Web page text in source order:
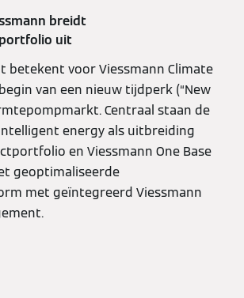
breidt
uit
betekent voor Viessmann Climate
van een nieuw tijdperk (“New
Centraal staan de
energy als uitbreiding
en Viessmann One Base
geoptimaliseerde
met geïntegreerd Viessmann